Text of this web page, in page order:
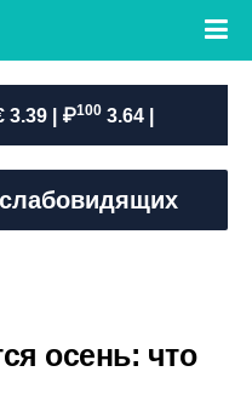
3.39 | ₽100 3.64 |
осень: что